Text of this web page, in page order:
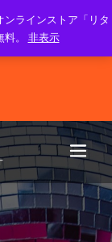
ラインストア「リタ
。 非表示